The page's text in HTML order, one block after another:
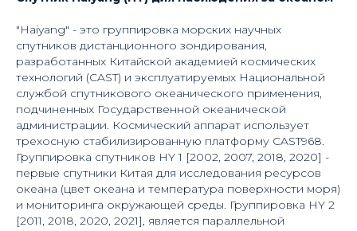
"Haiyang" - это группировка морских научных
спутников дистанционного зондирования,
разработанных Китайской академией космических
технологий (CAST) и эксплуатируемых Национальной
службой спутникового океанического применения,
подчиненных Государственной океанической
администрации. Космический аппарат использует
трехосную стабилизированную платформу CAST968.
Группировка спутников HY 1 [2002, 2007, 2018, 2020] -
первые спутники Китая для исследования ресурсов
океана (цвет океана и температура поверхности моря)
и мониторинга окружающей среды. Группировка HY 2
[2011, 2018, 2020, 2021], является параллельной